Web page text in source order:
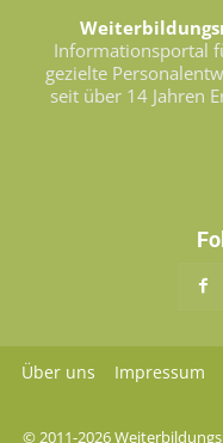
Informationsportal
gezielte
seit über 14 Jahren
Über uns Impressum
© 2011-2026